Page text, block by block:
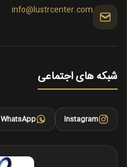
info@lustrcenter.com
شبکه های اجتماعی
Instagram
WhatsApp